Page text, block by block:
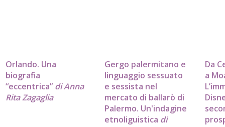
Orlando. Una
biografia
“eccentrica” di Anna
Rita Zagaglia
Gergo palermitano e
linguaggio sessuato
e sessista nel
mercato di ballarò di
Palermo. Un'indagine
etnoliguistica di
Da
a